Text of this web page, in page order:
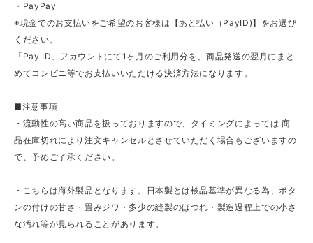
・PayPay
※現金でのお支払いをご希望のお客様は【あと払い（PayID)】をお選び
ください。
「Pay ID」アカウントにて1ヶ月のご利用分を、商品発送の翌月にまと
めてコンビニ等でお支払いいただける決済方法になります。
■注意事項
・流動性の高い商品を扱っておりますので、タイミングによっては 商
品在庫切れにより注文キャンセルとさせていただく場合もございますの
で、予めご了承ください。
・こちらは海外製品となります。日本製とは検品基準が異なる為、ボタ
ンの付けの甘さ・畳みジワ・多少の縫製のほつれ・製造過程上での小さ
な汚れ等が見られることがあります。